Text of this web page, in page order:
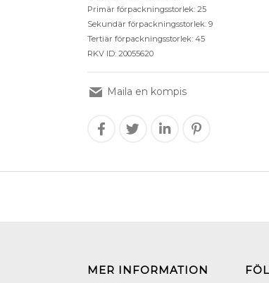
Primär förpackningsstorlek: 25
Sekundär förpackningsstorlek: 9
Tertiär förpackningsstorlek: 45
RKV ID: 20055620
Maila en kompis
MER INFORMATION